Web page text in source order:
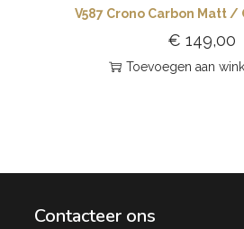
V587 Crono Carbon Matt /
€ 149,00
Toevoegen aan
Contacteer ons